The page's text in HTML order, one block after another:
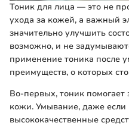
Тоник для лица — это не
ухода за кожей, а важный
значительно улучшить
возможно, и не
применение тоника после
преимуществ, о которых
Во-первых, тоник
кожи. Умывание, даже если
высококачественные